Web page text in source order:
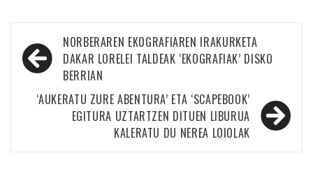
Bidalketetan
zehar
nabigatu
NORBERAREN EKOGRAFIAREN IRAKURKETA
DAKAR LORELEI TALDEAK ‘EKOGRAFIAK’ DISKO
BERRIAN
‘AUKERATU ZURE ABENTURA’ ETA ‘SCAPEBOOK’
EGITURA UZTARTZEN DITUEN LIBURUA
KALERATU DU NEREA LOIOLAK